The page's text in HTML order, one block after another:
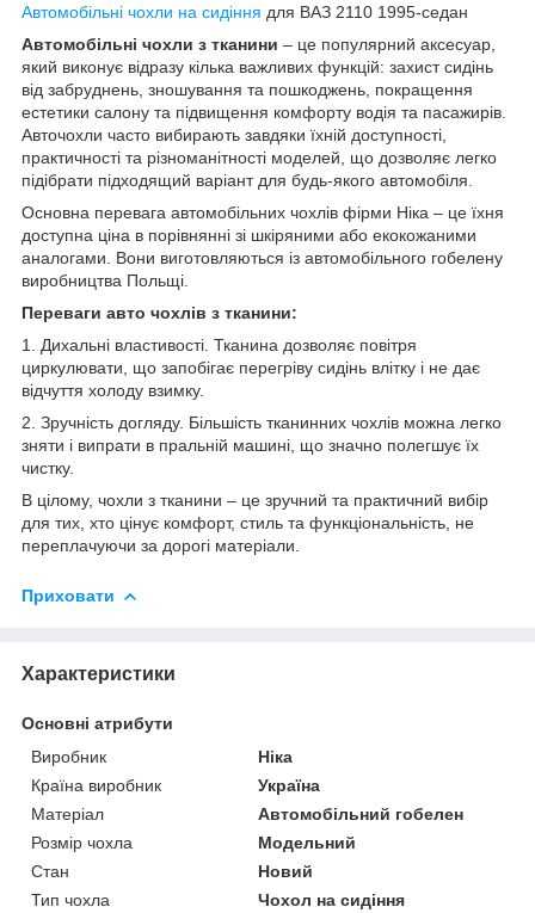
Автомобільні чохли на сидіння для ВАЗ 2110 1995-седан
Автомобільні чохли з тканини – це популярний аксесуар,
який виконує відразу кілька важливих функцій: захист сидінь
від забруднень, зношування та пошкоджень, покращення
естетики салону та підвищення комфорту водія та пасажирів.
Авточохли часто вибирають завдяки їхній доступності,
практичності та різноманітності моделей, що дозволяє легко
підібрати підходящий варіант для будь-якого автомобіля.
Основна перевага автомобільних чохлів фірми Ніка – це їхня
доступна ціна в порівнянні зі шкіряними або екокожаними
аналогами. Вони виготовляються із автомобільного гобелену
виробництва Польщі.
Переваги авто чохлів з тканини:
1. Дихальні властивості. Тканина дозволяє повітря
циркулювати, що запобігає перегріву сидінь влітку і не дає
відчуття холоду взимку.
2. Зручність догляду. Більшість тканинних чохлів можна легко
зняти і випрати в пральній машині, що значно полегшує їх
чистку.
В цілому, чохли з тканини – це зручний та практичний вибір
для тих, хто цінує комфорт, стиль та функціональність, не
переплачуючи за дорогі матеріали.
Приховати
Характеристики
Основні атрибути
Виробник
Ніка
Країна виробник
Україна
Матеріал
Автомобільний гобелен
Розмір чохла
Модельний
Стан
Новий
Тип чохла
Чохол на сидіння